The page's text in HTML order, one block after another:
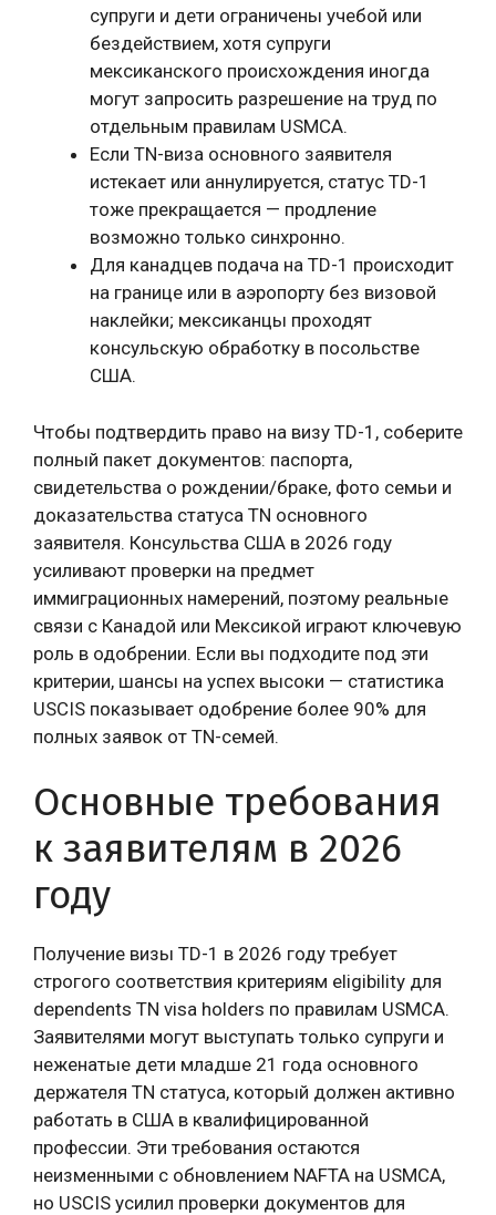
супруги и дети ограничены учебой или
бездействием, хотя супруги
мексиканского происхождения иногда
могут запросить разрешение на труд по
отдельным правилам USMCA.
Если TN-виза основного заявителя
истекает или аннулируется, статус TD-1
тоже прекращается — продление
возможно только синхронно.
Для канадцев подача на TD-1 происходит
на границе или в аэропорту без визовой
наклейки; мексиканцы проходят
консульскую обработку в посольстве
США.
Чтобы подтвердить право на визу TD-1, соберите
полный пакет документов: паспорта,
свидетельства о рождении/браке, фото семьи и
доказательства статуса TN основного
заявителя. Консульства США в 2026 году
усиливают проверки на предмет
иммиграционных намерений, поэтому реальные
связи с Канадой или Мексикой играют ключевую
роль в одобрении. Если вы подходите под эти
критерии, шансы на успех высоки — статистика
USCIS показывает одобрение более 90% для
полных заявок от TN-семей.
Основные требования
к заявителям в 2026
году
Получение визы TD-1 в 2026 году требует
строгого соответствия критериям eligibility для
dependents TN visa holders по правилам USMCA.
Заявителями могут выступать только супруги и
неженатые дети младше 21 года основного
держателя TN статуса, который должен активно
работать в США в квалифицированной
профессии. Эти требования остаются
неизменными с обновлением NAFTA на USMCA,
но USCIS усилил проверки документов для